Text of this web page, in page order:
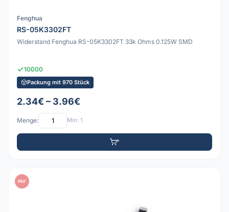
Fenghua
RS-05K3302FT
Widerstand Fenghua RS-05K3302FT 33k Ohms 0.125W SMD
10000
Packung mit 970 Stück
2.34€ – 3.96€
Menge: Min: 1
PDF